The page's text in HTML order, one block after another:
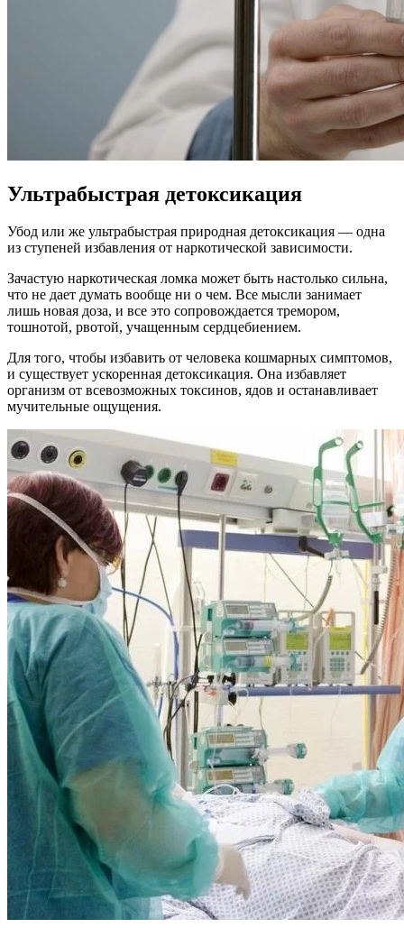
Ультрабыстрая детоксикация
Убод или же ультрабыстрая природная детоксикация — одна
из ступеней избавления от наркотической зависимости.
Зачастую наркотическая ломка может быть настолько сильна,
что не дает думать вообще ни о чем. Все мысли занимает
лишь новая доза, и все это сопровождается тремором,
тошнотой, рвотой, учащенным сердцебиением.
Для того, чтобы избавить от человека кошмарных симптомов,
и существует ускоренная детоксикация. Она избавляет
организм от всевозможных токсинов, ядов и останавливает
мучительные ощущения.